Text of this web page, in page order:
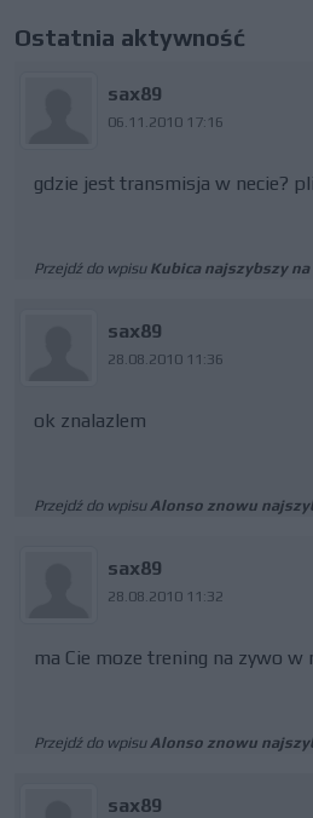
Ostatnia aktywność
sax89
06.11.2010 17:16
gdzie jest transmisja w necie?
Przejdź do wpisu Kubica najszybszy
sax89
28.08.2010 11:36
ok znalazlem
Przejdź do wpisuAlonso znowu
sax89
28.08.2010 11:32
ma Cie moze trening na zywo w
Przejdź do wpisuAlonso znowu
sax89